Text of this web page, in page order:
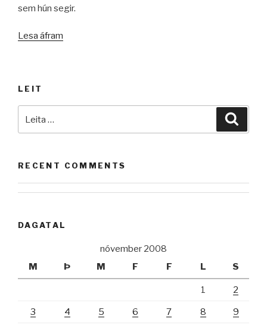
sem hún segir.
Lesa áfram
Sigurðardóttir“
LEIT
að:
RECENT COMMENTS
DAGATAL
nóvember 2008
M
Þ M F F L S
1 2
3 4 5 6 7 8 9